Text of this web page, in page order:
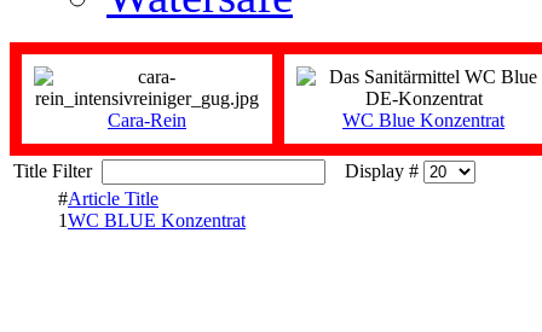
Cara-Rein WC Blue Konzentrat
Title Filter
Display #
#Article Title
1WC BLUE Konzentrat